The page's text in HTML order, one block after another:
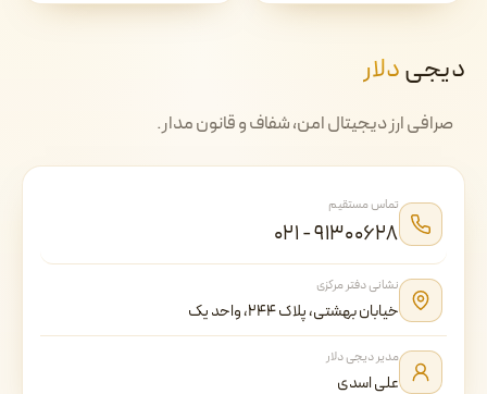
دیجیدلار
صرافی ارز دیجیتال امن، شفاف و قانون مدار.
تماس مستقیم
۰۲۱ - ۹۱۳۰۰۶۲۸
نشانی دفتر مرکزی
خیابان بهشتی، پلاک ۲۴۴، واحد یک
مدیر دیجی دلار
علی اسدی